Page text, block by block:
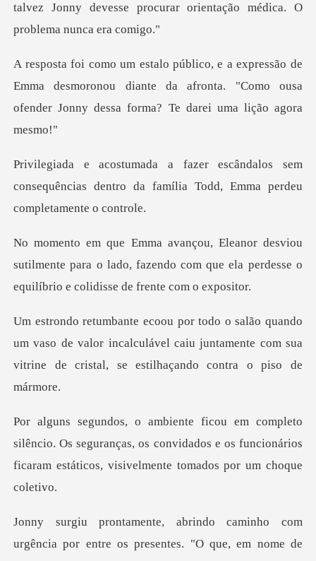
talvez Jonny de
de
Emma desmoronou diante da afronta. "Como ousa
ofen
los sem
consequências dentro da família T
ilmente para o lado, fazendo com que ela perdesse o
vaso de valor incalculável caiu juntamente com sua
vitri
o. Os seguranças, os convidados e os funcionários
ficaram
com
urgência por entre os presentes. "O qu